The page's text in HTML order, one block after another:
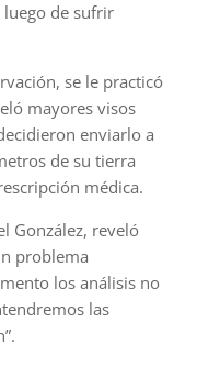
luego de sufrir
se le practicó
mayores visos
enviarlo a
de su tierra
médica.
González, reveló
problema
los análisis no
las